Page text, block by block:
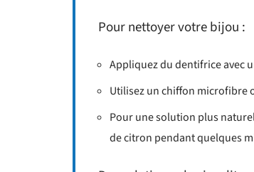
Pour nettoyer votre bijou :
Appliquez du dentifrice avec
Utilisez un chiffon microfibre
Pour une solution plus
de citron pendant quelques